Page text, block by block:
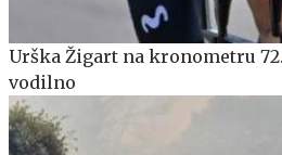
Urška Žigart na kronometru
vodilno